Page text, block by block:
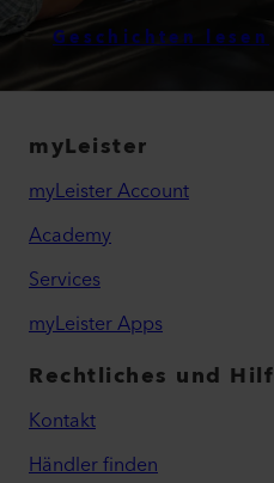
Geschichten lesen
myLeister
myLeister Account
Academy
Services
myLeister Apps
Rechtliches und
Kontakt
Händler finden